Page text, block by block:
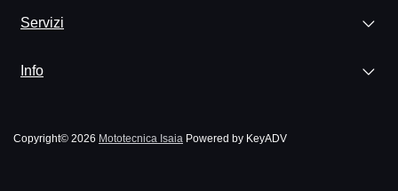
Servizi
Info
Copyright© 2026 Mototecnica Isaia Powered by KeyADV